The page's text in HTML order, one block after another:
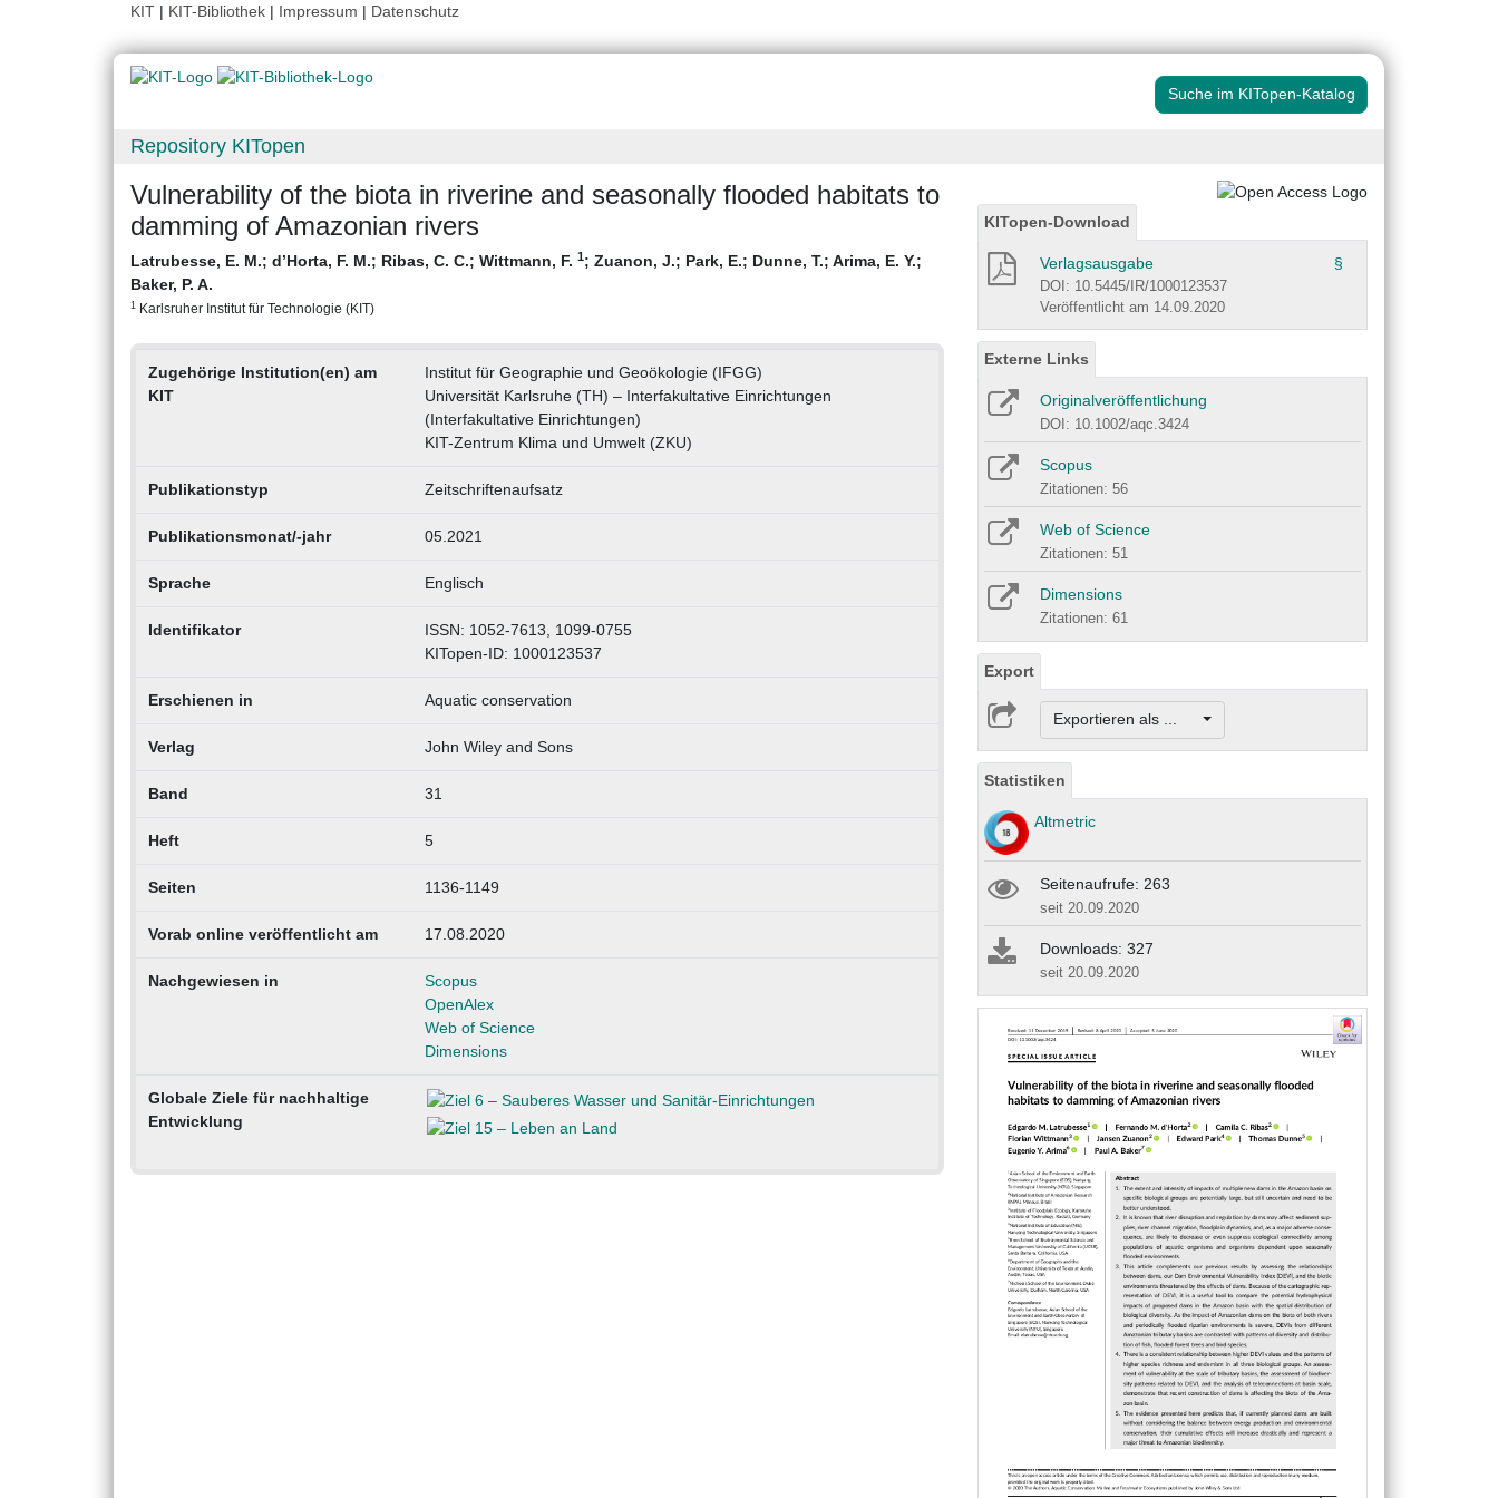
KIT | KIT-Bibliothek | Impressum | Datenschutz
Suche im KITopen-Katalog
Repository KITopen
Vulnerability of the biota in riverine and seasonally flooded habitats to
damming of Amazonian rivers
Latrubesse, E. M.; d’Horta, F. M.; Ribas, C. C.; Wittmann, F. 1; Zuanon, J.; Park, E.; Dunne, T.; Arima, E. Y.;
Baker, P. A.
1 Karlsruher Institut für Technologie (KIT)
Zugehörige Institution(en) am
KIT
Institut für Geographie und Geoökologie (IFGG)
Universität Karlsruhe (TH) – Interfakultative Einrichtungen
(Interfakultative Einrichtungen)
KIT-Zentrum Klima und Umwelt (ZKU)
Publikationstyp Zeitschriftenaufsatz
Publikationsmonat/-jahr 05.2021
Sprache Englisch
Identifikator
ISSN: 1052-7613, 1099-0755
KITopen-ID: 1000123537
Erschienen in Aquatic conservation
Verlag John Wiley and Sons
Band 31
Heft 5
Seiten 1136-1149
Vorab online veröffentlicht am 17.08.2020
Nachgewiesen in
Scopus
OpenAlex
Web of Science
Dimensions
Globale Ziele für nachhaltige
Entwicklung
KITopen-Download
Verlagsausgabe §
DOI: 10.5445/IR/1000123537
Veröffentlicht am 14.09.2020
Externe Links
Originalveröffentlichung
DOI: 10.1002/aqc.3424
Scopus
Zitationen: 56
Web of Science
Zitationen: 51
Dimensions
Zitationen: 61
Export
Exportieren als ...
Statistiken
Altmetric
Seitenaufrufe: 263
seit 20.09.2020
Downloads: 327
seit 20.09.2020